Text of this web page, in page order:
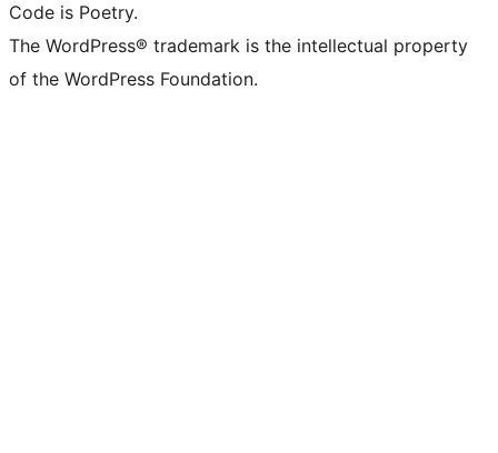
Code is Poetry.
The WordPress® trademark is the intellectual property
of the WordPress Foundation.